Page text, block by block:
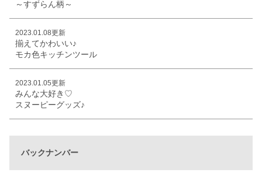
～すずらん柄～
2023.01.08更新
揃えてかわいい♪
モカ色キッチンツール
2023.01.05更新
みんな大好き♡
スヌーピーグッズ♪
バックナンバー